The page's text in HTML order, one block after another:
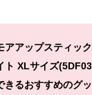
アアップスティッ
ト XLサイズ
きるおすすめのグ